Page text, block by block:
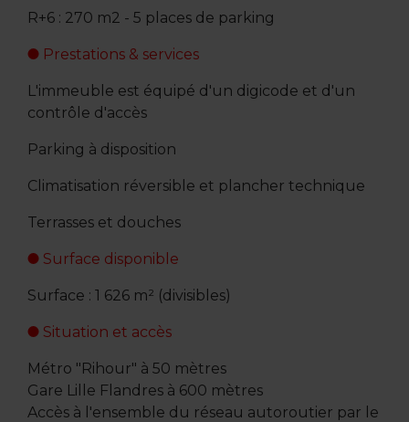
R+6 : 270 m2 - 5 places de parking
Prestations & services
L'immeuble est équipé d'un digicode et d'un
contrôle d'accès
Parking à disposition
Climatisation réversible et plancher technique
Terrasses et douches
Surface disponible
Surface : 1 626 m² (divisibles)
Situation et accès
Métro "Rihour" à 50 mètres
Gare Lille Flandres à 600 mètres
Accès à l'ensemble du réseau autoroutier par le